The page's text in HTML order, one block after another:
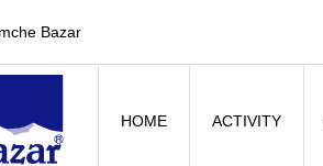
Bazar
HOME ACTIVITY